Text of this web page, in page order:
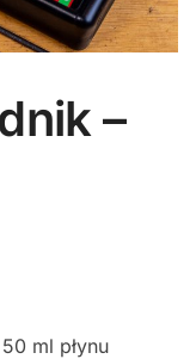
–
ml płynu